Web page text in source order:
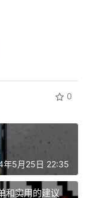
0
年5月25日 22:35
和实用的建议